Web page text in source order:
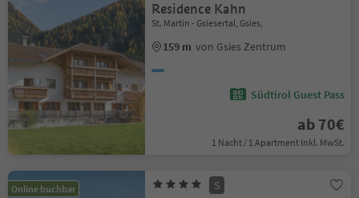
Residence Kahn
St. Martin - Gsiesertal, Gsies,
159 m von Gsies Zentrum
Südtirol Guest Pass
ab 70€
1 Nacht / 1 Apartment Inkl. MwSt.
Online buchbar S